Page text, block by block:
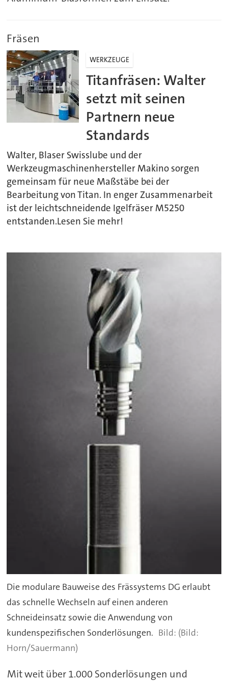
Fräsen
WERKZEUGE
Titanfräsen: Walter
setzt mit seinen
Partnern neue
Standards
Walter, Blaser Swisslube und der
Werkzeugmaschinenhersteller Makino sorgen
gemeinsam für neue Maßstäbe bei der
Bearbeitung von Titan. In enger Zusammenarbeit
ist der leichtschneidende Igelfräser M5250
entstanden.Lesen Sie mehr!
Die modulare Bauweise des Frässystems DG erlaubt
das schnelle Wechseln auf einen anderen
Schneideinsatz sowie die Anwendung von
kundenspezifischen Sonderlösungen.
(Bild:
Horn/Sauermann)
Mit weit über 1.000 Sonderlösungen und